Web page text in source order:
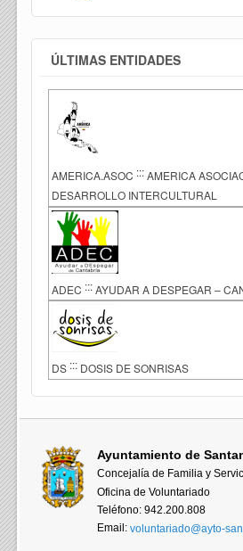
ÚLTIMAS ENTIDADES
AMERICA.ASOC ::: AMERICA
DESARROLLO INTERCULTURAL
ADEC ::: AYUDAR A DESPEGAR –
DS ::: DOSIS DE SONRISAS
Ayuntamiento de
Concejalía de Familia y
Oficina de Voluntariado
Teléfono: 942.200.808
Email:voluntariado@ayto-